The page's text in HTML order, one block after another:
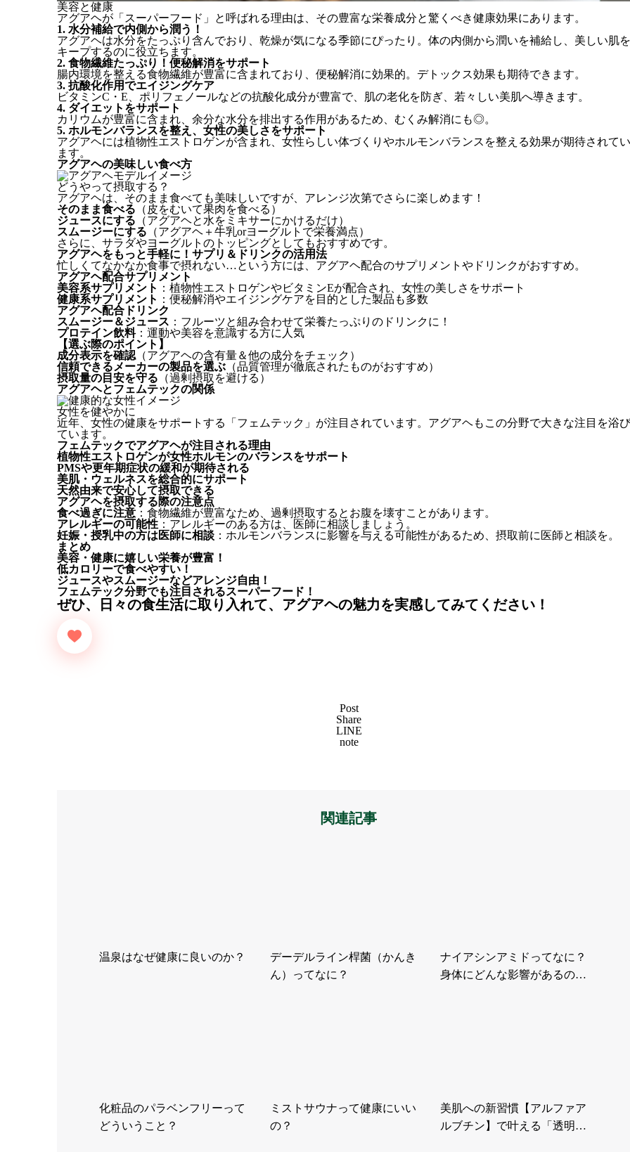
美容と健康
アグアヘが「スーパーフード」と呼ばれる理由は、その豊富な栄養成分と驚くべき健康効果にあります。
1. 水分補給で内側から潤う！
アグアヘは水分をたっぷり含んでおり、乾燥が気になる季節にぴったり。体の内側から潤いを補給し、美しい肌を
キープするのに役立ちます。
2. 食物繊維たっぷり！便秘解消をサポート
腸内環境を整える食物繊維が豊富に含まれており、便秘解消に効果的。デトックス効果も期待できます。
3. 抗酸化作用でエイジングケア
ビタミンC・E、ポリフェノールなどの抗酸化成分が豊富で、肌の老化を防ぎ、若々しい美肌へ導きます。
4. ダイエットをサポート
カリウムが豊富に含まれ、余分な水分を排出する作用があるため、むくみ解消にも◎。
5. ホルモンバランスを整え、女性の美しさをサポート
アグアヘには植物性エストロゲンが含まれ、女性らしい体づくりやホルモンバランスを整える効果が期待されてい
ます。
アグアヘの美味しい食べ方
どうやって摂取する？
アグアヘは、そのまま食べても美味しいですが、アレンジ次第でさらに楽しめます！
そのまま食べる （皮をむいて果肉を食べる）
ジュースにする （アグアヘと水をミキサーにかけるだけ）
スムージーにする （アグアヘ＋牛乳orヨーグルトで栄養満点）
さらに、サラダやヨーグルトのトッピングとしてもおすすめです。
アグアヘをもっと手軽に！サプリ＆ドリンクの活用法
忙しくてなかなか食事で摂れない…という方には、アグアヘ配合のサプリメントやドリンクがおすすめ。
アグアヘ配合サプリメント
美容系サプリメント ：植物性エストロゲンやビタミンEが配合され、女性の美しさをサポート
健康系サプリメント ：便秘解消やエイジングケアを目的とした製品も多数
アグアヘ配合ドリンク
スムージー＆ジュース ：フルーツと組み合わせて栄養たっぷりのドリンクに！
プロテイン飲料：運動や美容を意識する方に人気
【選ぶ際のポイント】
成分表示を確認 （アグアヘの含有量＆他の成分をチェック）
信頼できるメーカーの製品を選ぶ （品質管理が徹底されたものがおすすめ）
摂取量の目安を守る （過剰摂取を避ける）
アグアヘとフェムテックの関係
女性を健やかに
近年、女性の健康をサポートする「フェムテック」が注目されています。アグアヘもこの分野で大きな注目を浴び
ています。
フェムテックでアグアヘが注目される理由
植物性エストロゲンが女性ホルモンのバランスをサポート
PMSや更年期症状の緩和が期待される
美肌・ウェルネスを総合的にサポート
天然由来で安心して摂取できる
アグアヘを摂取する際の注意点
食べ過ぎに注意 ：食物繊維が豊富なため、過剰摂取するとお腹を壊すことがあります。
アレルギーの可能性 ：アレルギーのある方は、医師に相談しましょう。
妊娠・授乳中の方は医師に相談 ：ホルモンバランスに影響を与える可能性があるため、摂取前に医師と相談を。
まとめ
美容・健康に嬉しい栄養が豊富！
低カロリーで食べやすい！
ジュースやスムージーなどアレンジ自由！
フェムテック分野でも注目されるスーパーフード！
ぜひ、日々の食生活に取り入れて、アグアヘの魅力を実感してみてください！
Post
Share
LINE
note
関連記事
温泉はなぜ健康に良いのか？
デーデルライン桿菌（かんき
ん）ってなに？
ナイアシンアミドってなに？
身体にどんな影響があるの…
化粧品のパラベンフリーって
どういうこと？
ミストサウナって健康にいい
の？
美肌への新習慣【アルファア
ルブチン】で叶える「透明…